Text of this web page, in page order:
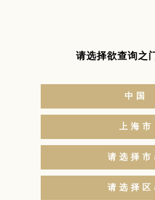
请选择欲查询之
中国
上海市
请选择市
请选择区
新庆荣店